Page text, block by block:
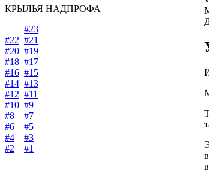
КРЫЛЬЯ НАДПРОФА
#23
#22 #21
#20 #19
#18 #17
#16 #15
#14 #13
#12 #11
#10 #9
#8
#7
#6
#5
#4
#3
#2
#1